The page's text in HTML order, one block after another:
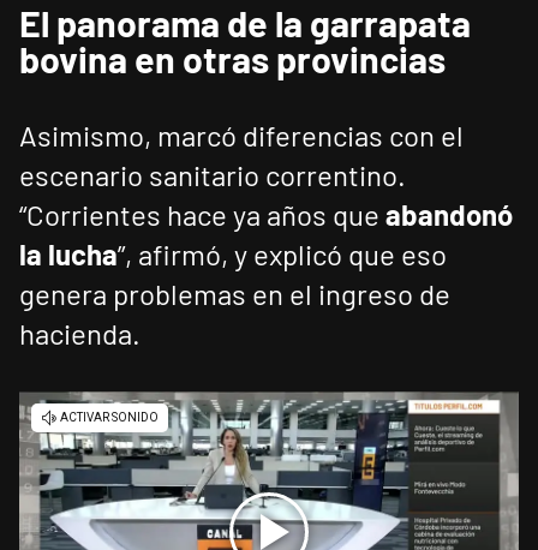
El panorama de la garrapata
bovina en otras provincias
Asimismo, marcó diferencias con el
escenario sanitario correntino.
“Corrientes hace ya años que abandonó
la lucha”, afirmó, y explicó que eso
genera problemas en el ingreso de
hacienda.